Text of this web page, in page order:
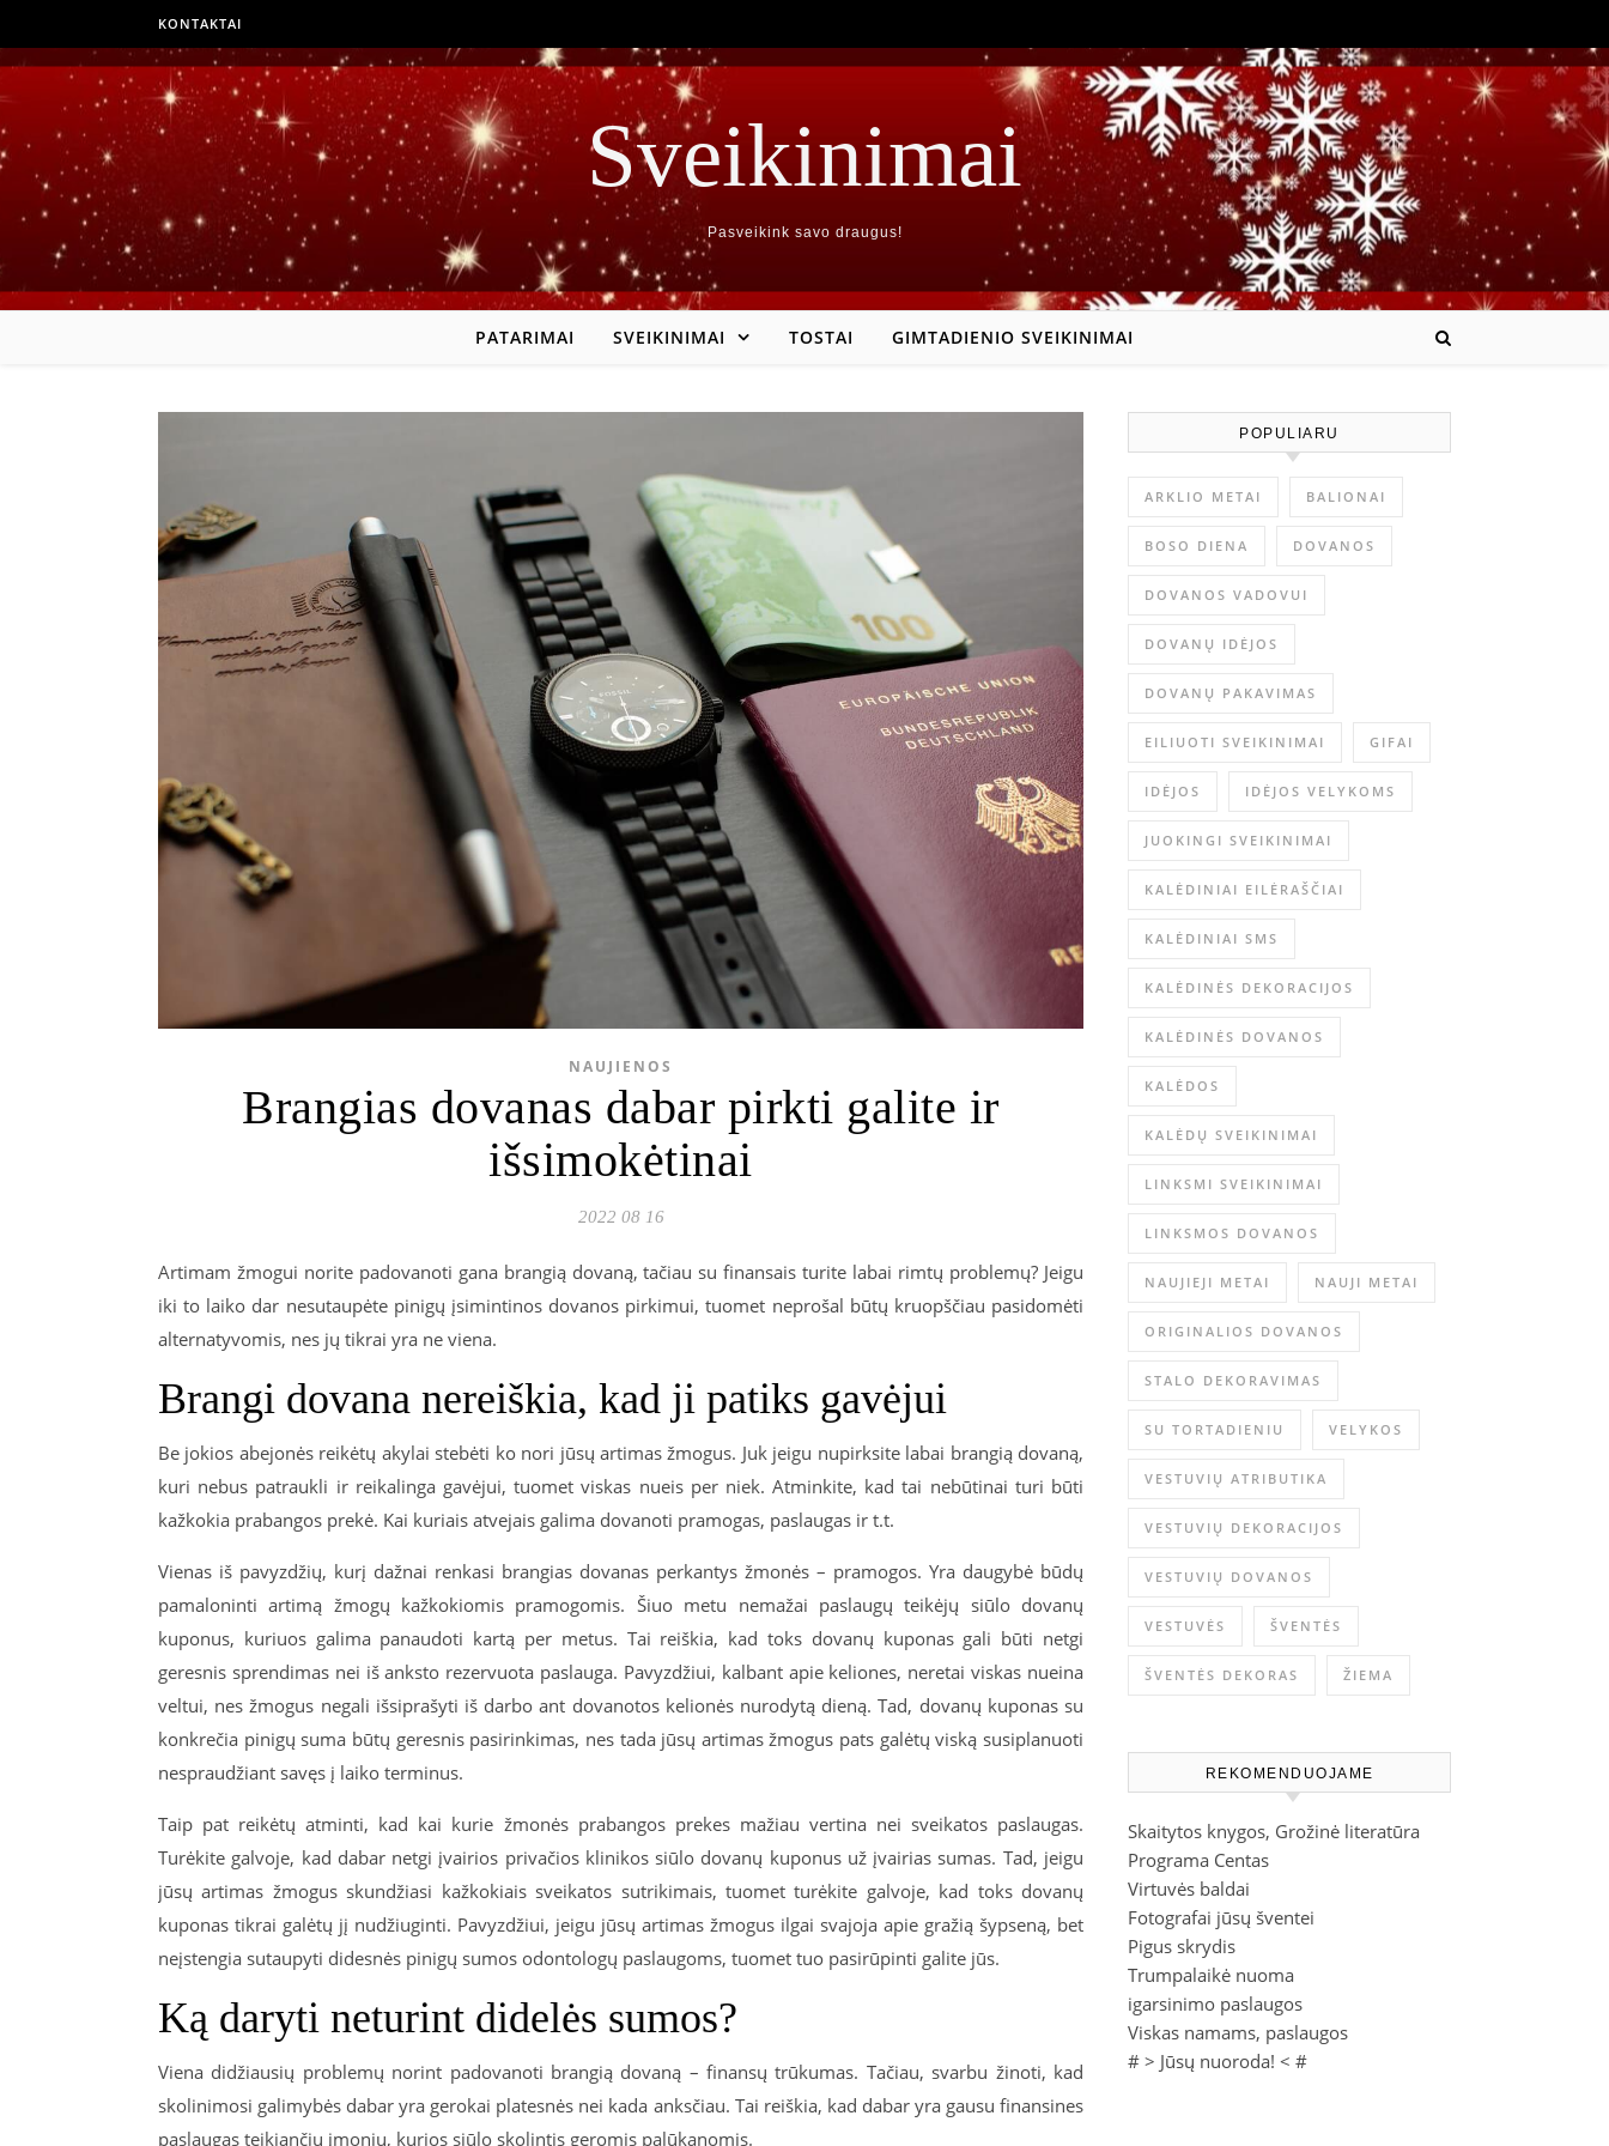
KONTAKTAI
Sveikinimai
Pasveikink savo draugus!
PATARIMAI SVEIKINIMAI TOSTAI GIMTADIENIO SVEIKINIMAI
NAUJIENOS
Brangias dovanas dabar pirkti galite ir
išsimokėtinai
2022 08 16
Artimam žmogui norite padovanoti gana brangią dovaną, tačiau su finansais turite labai rimtų problemų? Jeigu
iki to laiko dar nesutaupėte pinigų įsimintinos dovanos pirkimui, tuomet neprošal būtų kruopščiau pasidomėti
alternatyvomis, nes jų tikrai yra ne viena.
Brangi dovana nereiškia, kad ji patiks gavėjui
Be jokios abejonės reikėtų akylai stebėti ko nori jūsų artimas žmogus. Juk jeigu nupirksite labai brangią dovaną,
kuri nebus patraukli ir reikalinga gavėjui, tuomet viskas nueis per niek. Atminkite, kad tai nebūtinai turi būti
kažkokia prabangos prekė. Kai kuriais atvejais galima dovanoti pramogas, paslaugas ir t.t.
Vienas iš pavyzdžių, kurį dažnai renkasi brangias dovanas perkantys žmonės – pramogos. Yra daugybė būdų
pamaloninti artimą žmogų kažkokiomis pramogomis. Šiuo metu nemažai paslaugų teikėjų siūlo dovanų
kuponus, kuriuos galima panaudoti kartą per metus. Tai reiškia, kad toks dovanų kuponas gali būti netgi
geresnis sprendimas nei iš anksto rezervuota paslauga. Pavyzdžiui, kalbant apie keliones, neretai viskas nueina
veltui, nes žmogus negali išsiprašyti iš darbo ant dovanotos kelionės nurodytą dieną. Tad, dovanų kuponas su
konkrečia pinigų suma būtų geresnis pasirinkimas, nes tada jūsų artimas žmogus pats galėtų viską susiplanuoti
nespraudžiant savęs į laiko terminus.
Taip pat reikėtų atminti, kad kai kurie žmonės prabangos prekes mažiau vertina nei sveikatos paslaugas.
Turėkite galvoje, kad dabar netgi įvairios privačios klinikos siūlo dovanų kuponus už įvairias sumas. Tad, jeigu
jūsų artimas žmogus skundžiasi kažkokiais sveikatos sutrikimais, tuomet turėkite galvoje, kad toks dovanų
kuponas tikrai galėtų jį nudžiuginti. Pavyzdžiui, jeigu jūsų artimas žmogus ilgai svajoja apie gražią šypseną, bet
neįstengia sutaupyti didesnės pinigų sumos odontologų paslaugoms, tuomet tuo pasirūpinti galite jūs.
Ką daryti neturint didelės sumos?
Viena didžiausių problemų norint padovanoti brangią dovaną – finansų trūkumas. Tačiau, svarbu žinoti, kad
skolinimosi galimybės dabar yra gerokai platesnės nei kada anksčiau. Tai reiškia, kad dabar yra gausu finansines
paslaugas teikiančių įmonių, kurios siūlo skolintis geromis palūkanomis.
POPULIARU
ARKLIO METAI BALIONAI
BOSO DIENA DOVANOS
DOVANOS VADOVUI
DOVANŲ IDĖJOS
DOVANŲ PAKAVIMAS
EILIUOTI SVEIKINIMAI GIFAI
IDĖJOS IDĖJOS VELYKOMS
JUOKINGI SVEIKINIMAI
KALĖDINIAI EILĖRAŠČIAI
KALĖDINIAI SMS
KALĖDINĖS DEKORACIJOS
KALĖDINĖS DOVANOS
KALĖDOS
KALĖDŲ SVEIKINIMAI
LINKSMI SVEIKINIMAI
LINKSMOS DOVANOS
NAUJIEJI METAI NAUJI METAI
ORIGINALIOS DOVANOS
STALO DEKORAVIMAS
SU TORTADIENIU VELYKOS
VESTUVIŲ ATRIBUTIKA
VESTUVIŲ DEKORACIJOS
VESTUVIŲ DOVANOS
VESTUVĖS ŠVENTĖS
ŠVENTĖS DEKORAS ŽIEMA
REKOMENDUOJAME
Skaitytos knygos, Grožinė literatūra
Programa Centas
Virtuvės baldai
Fotografai jūsų šventei
Pigus skrydis
Trumpalaikė nuoma
igarsinimo paslaugos
Viskas namams, paslaugos
# > Jūsų nuoroda! < #